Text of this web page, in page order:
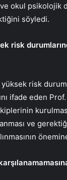
okul psikolojik
söyledi.
risk
risk
ifade eden
ve